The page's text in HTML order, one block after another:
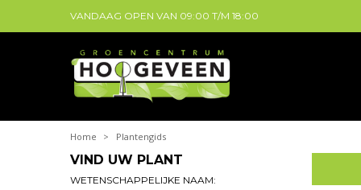
Home > Plantengids
VANDAAG OPEN VAN 09:00 T/M 18:00
VIND UW PLANT
WETENSCHAPPELIJKE NAAM: